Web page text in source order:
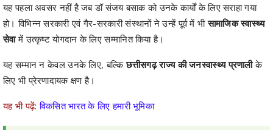
यह पहला अवसर नहीं है जब डॉ संजय बसाक को उनके कार्यों के लिए सराहा गया
हो। विभिन्न सरकारी एवं गैर-सरकारी संस्थानों ने उन्हें पूर्व में भीसामाजिक स्वास्थ्य
सेवामें उत्कृष्ट योगदान के लिए सम्मानित किया है।
यह सम्मान न केवल उनके लिए, बल्किछत्तीसगढ़ राज्य की जनस्वास्थ्य प्रणालीके
लिए भी प्रेरणादायक क्षण है।
यह भी पढ़ें:विकसित भारत के लिए हमारी भूमिका